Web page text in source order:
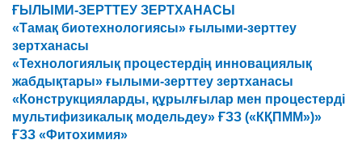
ҒЫЛЫМИ-ЗЕРТТЕУ ЗЕРТХАНАСЫ
«Тамақ биотехнологиясы» ғылыми-зерттеу
зертханасы
«Технологиялық процестердің инновациялық
жабдықтары» ғылыми-зерттеу зертханасы
«Конструкцияларды, құрылғылар мен процестерді
мультифизикалық модельдеу» ҒЗЗ («КҚПММ»)»
ҒЗЗ «Фитохимия»